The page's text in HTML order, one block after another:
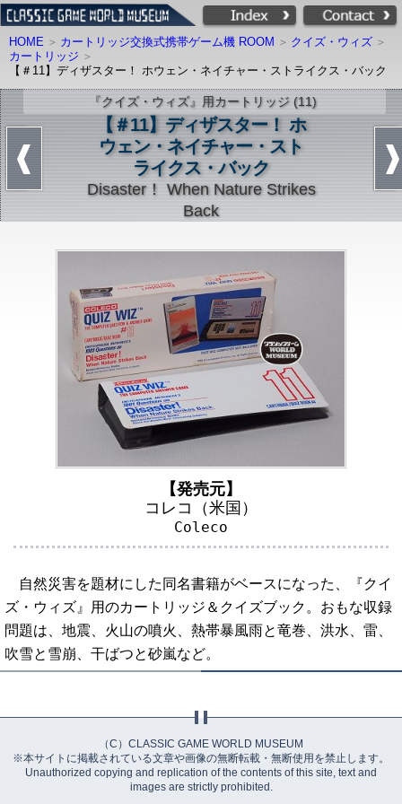
HOME カートリッジ交換式携帯ゲーム機 ROOM
クイズ・ウィズ
カートリッジ
【＃11】ディザスター！ ホウェン・ネイチャー・ストライクス・バック
『クイズ・ウィズ』用カートリッジ (11)
【＃11】ディザスター！ ホ
ウェン・ネイチャー・スト
ライクス・バック
Disaster！ When Nature Strikes
Back
【発売元】
コレコ（米国）
Coleco
自然災害を題材にした同名書籍がベースになった、『クイ
ズ・ウィズ』用のカートリッジ＆クイズブック。おもな収録
問題は、地震、火山の噴火、熱帯暴風雨と竜巻、洪水、雷、
吹雪と雪崩、干ばつと砂嵐など。
（C）CLASSIC GAME WORLD MUSEUM
※本サイトに掲載されている文章や画像の無断転載・無断使用を禁止します。
Unauthorized copying and replication of the contents of this site, text and
images are strictly prohibited.